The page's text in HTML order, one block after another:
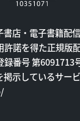
店・電子書籍配
諾を得た正規版
録番号 第6091713
示しているサー